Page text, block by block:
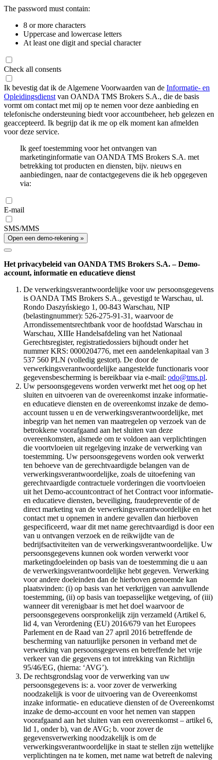
The password must contain:
8 or more characters
Uppercase and lowercase letters
At least one digit and special character
Check all consents
Ik bevestig dat ik de Algemene Voorwaarden van de Informatie- en
Opleidingsdienst van OANDA TMS Brokers S.A., die de basis
vormt om contact met mij op te nemen voor deze aanbieding en
telefonische ondersteuning biedt voor accountbeheer, heb gelezen en
geaccepteerd. Ik begrijp dat ik me op elk moment kan afmelden
voor deze service.
Ik geef toestemming voor het ontvangen van
marketinginformatie van OANDA TMS Brokers S.A. met
betrekking tot producten en diensten, bijv. nieuws en
aanbiedingen, naar de contactgegevens die ik heb opgegeven
via:
E-mail
SMS/MMS
Open een demo-rekening »
Het privacybeleid van OANDA TMS Brokers S.A. – Demo-
account, informatie en educatieve dienst
De verwerkingsverantwoordelijke voor uw persoonsgegevens
is OANDA TMS Brokers S.A., gevestigd te Warschau, ul.
Rondo Daszyńskiego 1, 00-843 Warschau, NIP
(belastingnummer): 526-275-91-31, waarvoor de
Arrondissementsrechtbank voor de hoofdstad Warschau in
Warschau, XIIIe Handelsafdeling van het Nationaal
Gerechtsregister, registratiedossiers bijhoudt onder het
nummer KRS: 0000204776, met een aandelenkapitaal van 3
537 560 PLN (volledig gestort). De door de
verwerkingsverantwoordelijke aangestelde functionaris voor
gegevensbescherming is bereikbaar via e-mail: odo@tms.pl.
Uw persoonsgegevens worden verwerkt met het oog op het
sluiten en uitvoeren van de overeenkomst inzake informatie-
en educatieve diensten en de overeenkomst inzake de demo-
account tussen u en de verwerkingsverantwoordelijke, met
inbegrip van het nemen van maatregelen op verzoek van de
betrokkene voorafgaand aan het sluiten van deze
overeenkomsten, alsmede om te voldoen aan verplichtingen
die voortvloeien uit regelgeving inzake de verwerking van
toestemming. Uw persoonsgegevens worden ook verwerkt
ten behoeve van de gerechtvaardigde belangen van de
verwerkingsverantwoordelijke, zoals de uitoefening van
gerechtvaardigde contractuele vorderingen die voortvloeien
uit het Demo-accountcontract of het Contract voor informatie-
en educatieve diensten, beveiliging, fraudepreventie of de
direct marketing van de verwerkingsverantwoordelijke en het
contact met u opnemen in andere gevallen dan hierboven
gespecificeerd, waar dit met name gerechtvaardigd is door een
van u ontvangen verzoek en de reikwijdte van de
bedrijfsactiviteiten van de verwerkingsverantwoordelijke. Uw
persoonsgegevens kunnen ook worden verwerkt voor
marketingdoeleinden op basis van de toestemming die u aan
de verwerkingsverantwoordelijke hebt gegeven. Verwerking
voor andere doeleinden dan de hierboven genoemde kan
plaatsvinden: (i) op basis van het verkrijgen van aanvullende
toestemming, (ii) op basis van toepasselijke wetgeving, of (iii)
wanneer dit verenigbaar is met het doel waarvoor de
persoonsgegevens oorspronkelijk zijn verzameld (Artikel 6,
lid 4, van Verordening (EU) 2016/679 van het Europees
Parlement en de Raad van 27 april 2016 betreffende de
bescherming van natuurlijke personen in verband met de
verwerking van persoonsgegevens en betreffende het vrije
verkeer van die gegevens en tot intrekking van Richtlijn
95/46/EG, (hierna: ‘AVG’).
De rechtsgrondslag voor de verwerking van uw
persoonsgegevens is: a. voor zover de verwerking
noodzakelijk is voor de uitvoering van de Overeenkomst
inzake informatie- en educatieve diensten of de Overeenkomst
inzake de demo-account en voor het nemen van stappen
voorafgaand aan het sluiten van een overeenkomst – artikel 6,
lid 1, onder b), van de AVG; b. voor zover de
gegevensverwerking noodzakelijk is om de
verwerkingsverantwoordelijke in staat te stellen zijn wettelijke
verplichtingen na te komen, met name wat betreft de naleving